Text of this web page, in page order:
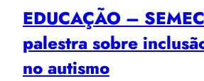
EDUCAÇÃO –
palestra sobre
no autismo